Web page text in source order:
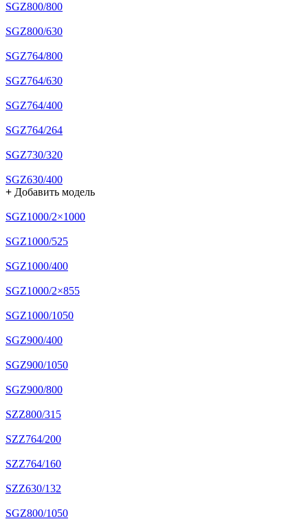
SGZ800/800
SGZ800/630
SGZ764/800
SGZ764/630
SGZ764/400
SGZ764/264
SGZ730/320
SGZ630/400
+ Добавить модель
SGZ1000/2×1000
SGZ1000/525
SGZ1000/400
SGZ1000/2×855
SGZ1000/1050
SGZ900/400
SGZ900/1050
SGZ900/800
SZZ800/315
SZZ764/200
SZZ764/160
SZZ630/132
SGZ800/1050